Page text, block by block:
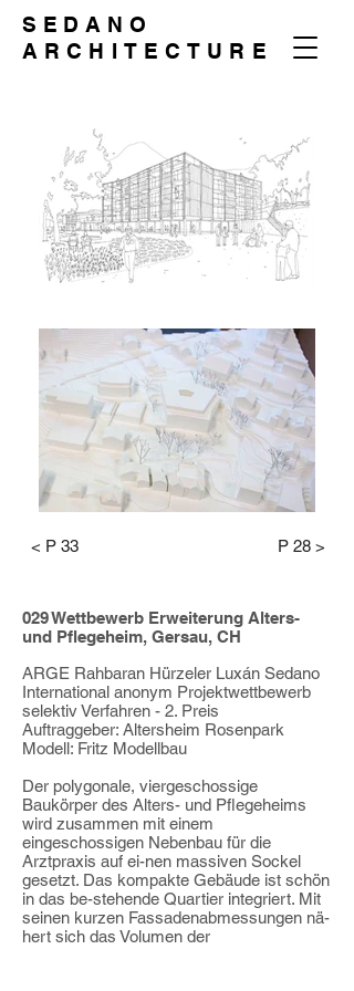
SEDANO
ARCHITECTURE
< P 33 P 28 >
029 Wettbewerb Erweiterung Alters-
und Pflegeheim, Gersau, CH
ARGE Rahbaran Hürzeler Luxán Sedano
International anonym Projektwettbewerb
selektiv Verfahren - 2. Preis
Auftraggeber: Altersheim Rosenpark
Modell: Fritz Modellbau
Der polygonale, viergeschossige
Baukörper des Alters- und Pflegeheims
wird zusammen mit einem
eingeschossigen Nebenbau für die
Arztpraxis auf ei-nen massiven Sockel
gesetzt. Das kompakte Gebäude ist schön
in das be-stehende Quartier integriert. Mit
seinen kurzen Fassadenabmessungen nä-
hert sich das Volumen der